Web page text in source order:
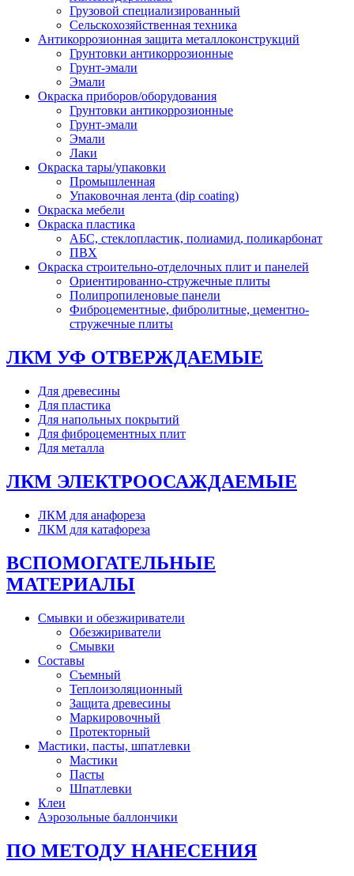
Грузовой специализированный
Сельскохозяйственная техника
Антикоррозионная защита металлоконструкций
Грунтовки антикоррозионные
Грунт-эмали
Эмали
Окраска приборов/оборудования
Грунтовки антикоррозионные
Грунт-эмали
Эмали
Лаки
Окраска тары/упаковки
Промышленная
Упаковочная лента (dip coating)
Окраска мебели
Окраска пластика
АБС, стеклопластик, полиамид, поликарбонат
ПВХ
Окраска строительно-отделочных плит и панелей
Ориентированно-стружечные плиты
Полипропиленовые панели
Фиброцементные, фибролитные, цементно-
стружечные плиты
ЛКМ УФ ОТВЕРЖДАЕМЫЕ
Для древесины
Для пластика
Для напольных покрытий
Для фиброцементных плит
Для металла
ЛКМ ЭЛЕКТРООСАЖДАЕМЫЕ
ЛКМ для анафореза
ЛКМ для катафореза
ВСПОМОГАТЕЛЬНЫЕ
МАТЕРИАЛЫ
Смывки и обезжириватели
Обезжириватели
Смывки
Составы
Съемный
Теплоизоляционный
Защита древесины
Маркировочный
Протекторный
Мастики, пасты, шпатлевки
Мастики
Пасты
Шпатлевки
Клеи
Аэрозольные баллончики
ПО МЕТОДУ НАНЕСЕНИЯ